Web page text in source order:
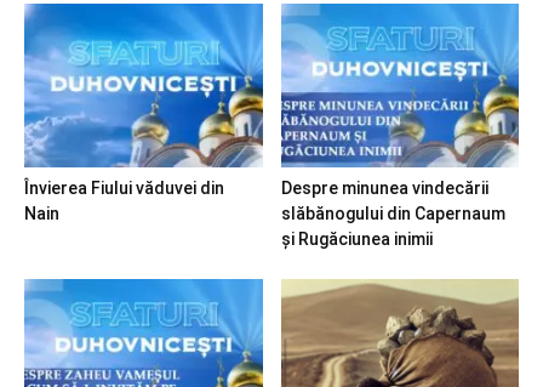
Învierea Fiului văduvei din
Nain
Despre minunea vindecării
slăbănogului din Capernaum
și Rugăciunea inimii